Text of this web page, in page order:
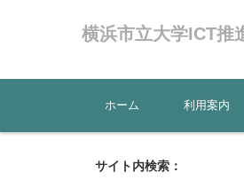
横浜市立大学ICT推
コンテンツに移動
ホーム
利用案内
サイト内検索：